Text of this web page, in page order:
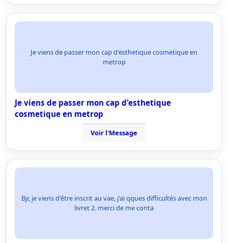
Je viens de passer mon cap d'esthetique cosmetique en
metrop
Je viens de passer mon cap d'esthetique
cosmetique en metrop
Voir l'Message
Bjr, je viens d'être inscrit au vae, j'ai qques difficultés avec mon
livret 2. merci de me conta